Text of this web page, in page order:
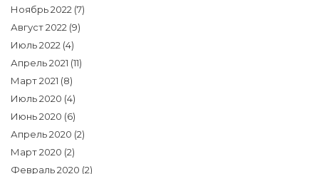
Ноябрь 2022 (7)
Август 2022 (9)
Июль 2022 (4)
Апрель 2021 (11)
Март 2021 (8)
Июль 2020 (4)
Июнь 2020 (6)
Апрель 2020 (2)
Март 2020 (2)
Февраль 2020 (2)